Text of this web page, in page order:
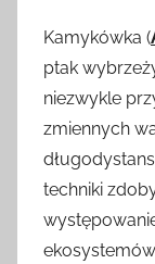
Kamykówka (
ptak
niezwykle
zmiennych
techniki